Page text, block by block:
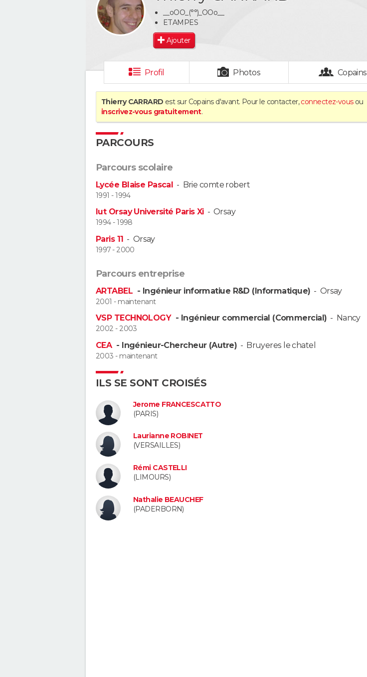
__oOO_(°°)_OOo__
ETAMPES
Ajouter
Profil Photos Copains
Thierry CARRARD est sur Copains d'avant. Pour le contacter,connectez-vousou
inscrivez-vous gratuitement.
PARCOURS
Parcours scolaire
Lycée Blaise Pascal - Brie comte robert
1991 - 1994
Iut Orsay Université Paris Xi- Orsay
1994 - 1998
Paris 11 - Orsay
1997 - 2000
Parcours entreprise
ARTABEL - Ingénieur informatiue R&D (Informatique) - Orsay
2001 - maintenant
VSP TECHNOLOGY - Ingénieur commercial (Commercial) - Nancy
2002 - 2003
CEA - Ingénieur-Chercheur (Autre)- Bruyeres le chatel
2003 - maintenant
ILS SE SONT CROISÉS
Jerome FRANCESCATTO
(PARIS)
Laurianne ROBINET
(VERSAILLES)
Rémi CASTELLI
(LIMOURS)
Nathalie BEAUCHEF
(PADERBORN)